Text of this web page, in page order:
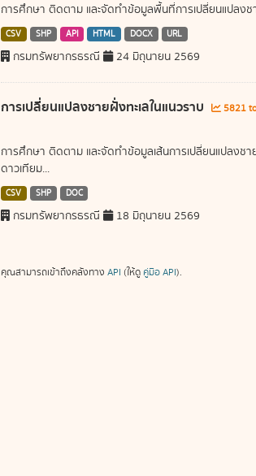
การศึกษา ติดตาม และจัดทำข้อมูลพื้นที่การเปลี่ยนแปลง
CSV SHP API HTML DOCX URL
กรมทรัพยากรธรณี 24 มิถุนายน 2569
การเปลี่ยนแปลงชายฝั่งทะเลในแนวราบ 5821
การศึกษา ติดตาม และจัดทำข้อมูลเส้นการเปลี่ยนแปลงช
ดาวเทียม...
CSV SHP DOC
กรมทรัพยากรธรณี 18 มิถุนายน 2569
คุณสามารถเข้าถึงคลังทาง API (ให้ดู คู่มือ API).